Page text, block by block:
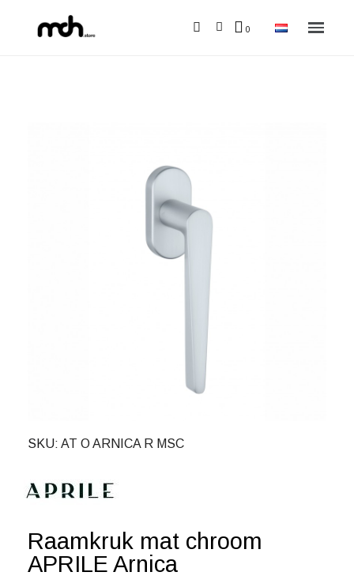
SKU AT O ARNICA R MSC
Raamkruk mat chroom
APRILE Arnica